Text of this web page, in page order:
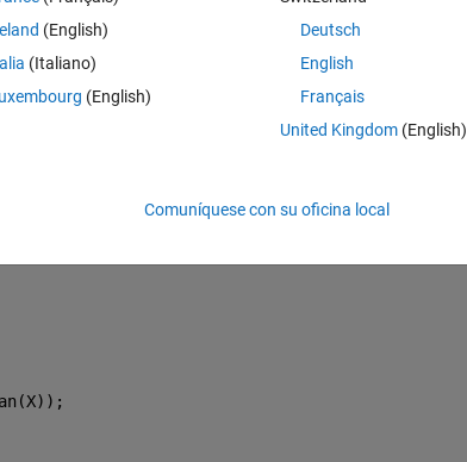
(English)
(Italiano)
(English)
Deutsch
English
Français
United Kingdom(English)
Comuníquese con su oficina local